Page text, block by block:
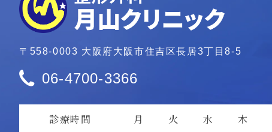
〒558-0003 大阪府大阪市住吉区長居3丁目8-5
06-4700-3366
診療時間 月 火 水 木